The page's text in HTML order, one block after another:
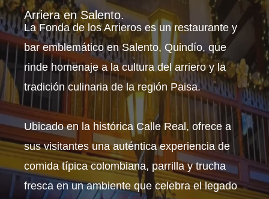
Arriera en Salento.
La Fonda de los Arrieros es un restaurante y
bar emblemático en Salento, Quindío, que
rinde homenaje a la cultura del arriero y la
tradición culinaria de la región Paisa.
Ubicado en la histórica Calle Real, ofrece a
sus visitantes una auténtica experiencia de
comida típica colombiana, parrilla y trucha
fresca en un ambiente que celebra el legado